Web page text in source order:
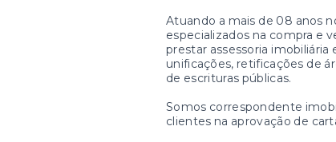
Atuando a mais de 08 anos
especializados na compra e
prestar assessoria
unificações, retificações de
de escrituras públicas.
Somos correspondente
clientes na aprovação de